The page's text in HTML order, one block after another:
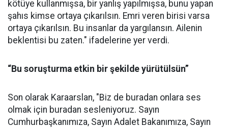
kötüye kullanmışsa, bir yanlış yapılmışsa, bunu yapan
şahıs kimse ortaya çıkarılsın. Emri veren birisi varsa
ortaya çıkarılsın. Bu insanlar da yargılansın. Ailenin
beklentisi bu zaten." ifadelerine yer verdi.
“Bu soruşturma etkin bir şekilde yürütülsün”
Son olarak Karaarslan, "Biz de buradan onlara ses
olmak için buradan sesleniyoruz. Sayın
Cumhurbaşkanımıza, Sayın Adalet Bakanımıza, Sayın